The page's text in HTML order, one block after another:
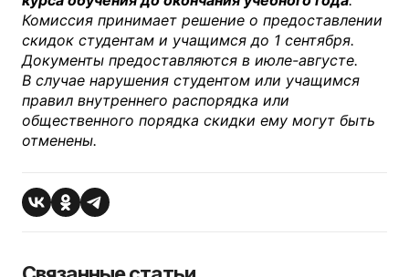
Комиссия принимает решение о предоставлении
скидок студентам и учащимся до 1 сентября.
Документы предоставляются в июле-августе.
В случае нарушения студентом или учащимся
правил внутреннего распорядка или
общественного порядка скидки ему могут быть
отменены.